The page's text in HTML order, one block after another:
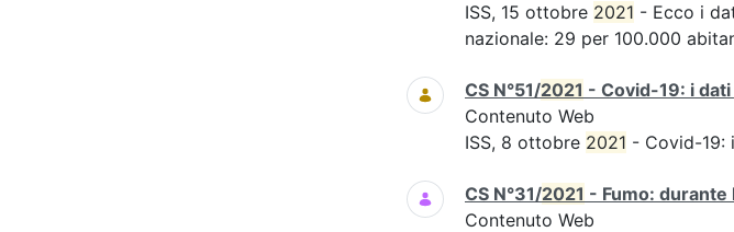
ISS, 15 ottobre 2021 - Ecco i
nazionale: 29 per 100.000
CS N°51/2021 - Covid-19: i
Contenuto Web
ISS, 8 ottobre 2021 - Covid-19:
CS N°31/2021 - Fumo: durante
Contenuto Web